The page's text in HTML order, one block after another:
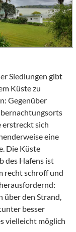
Siedlungen gibt
Küste zu
Gegenüber
erstreckt sich
eine
Die Küste
des Hafens ist
recht schroff und
über den Strand,
besser
vielleicht möglich